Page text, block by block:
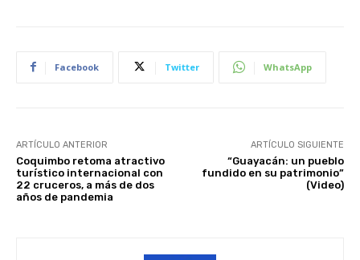
Facebook Twitter WhatsApp
ARTÍCULO ANTERIOR
Coquimbo retoma atractivo
turístico internacional con
22 cruceros, a más de dos
años de pandemia
ARTÍCULO SIGUIENTE
“Guayacán: un pueblo
fundido en su patrimonio”
(Video)